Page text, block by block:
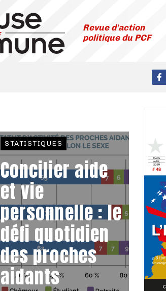
Revue d'action
politique du PCF
STATISTIQUES
Concilier aide
et vie
personnelle : le
défi quotidien
des proches
aidants